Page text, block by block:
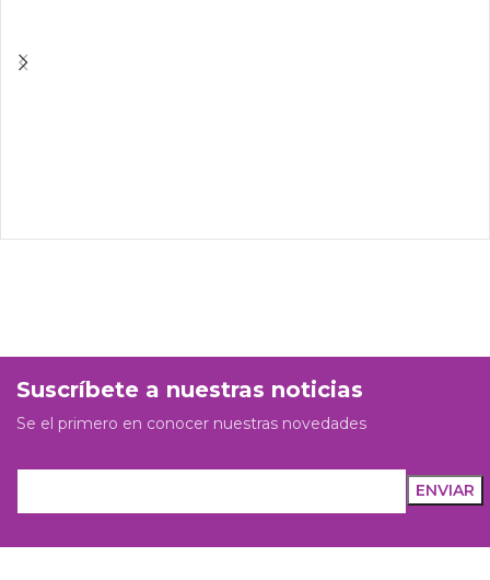
Suscríbete a nuestras noticias
Se el primero en conocer nuestras novedades